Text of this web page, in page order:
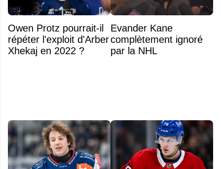
Owen Protz pourrait-il
répéter l'exploit d'Arber
Xhekaj en 2022 ?
Evander Kane
complètement ignoré
par la NHL